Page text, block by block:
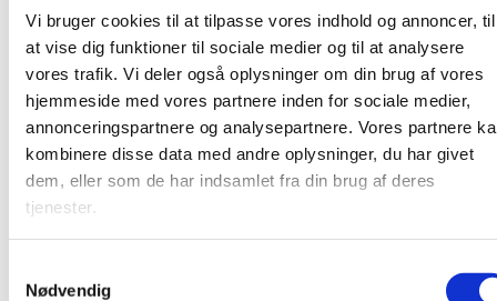
Vi bruger cookies til at tilpasse vores indhold og annoncer, til
at vise dig funktioner til sociale medier og til at analysere
vores trafik. Vi deler også oplysninger om din brug af vores
hjemmeside med vores partnere inden for sociale medier,
annonceringspartnere og analysepartnere. Vores partnere
kombinere disse data med andre oplysninger, du har givet
dem, eller som de har indsamlet fra din brug af deres
tjenester.
Nødvendig
Onsdag 12. maj 2027, kl. 09:00
Kirkens præst gennemgår den kommende søndags tekst
og vi snakke om teksten. Herefter bøn.